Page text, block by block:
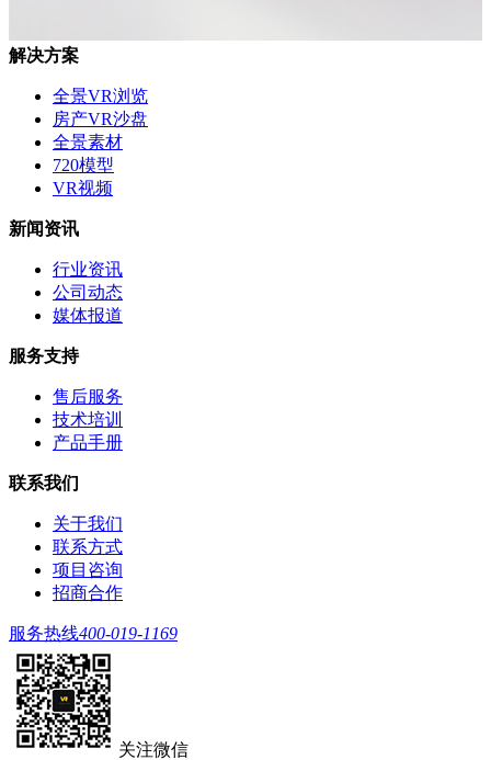
解决方案
全景VR浏览
房产VR沙盘
全景素材
720模型
VR视频
新闻资讯
行业资讯
公司动态
媒体报道
服务支持
售后服务
技术培训
产品手册
联系我们
关于我们
联系方式
项目咨询
招商合作
服务热线400-019-1169
关注微信